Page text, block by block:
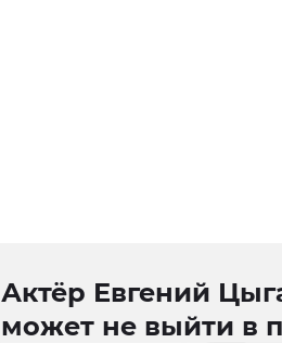
Актёр Евгений
может не выйти в